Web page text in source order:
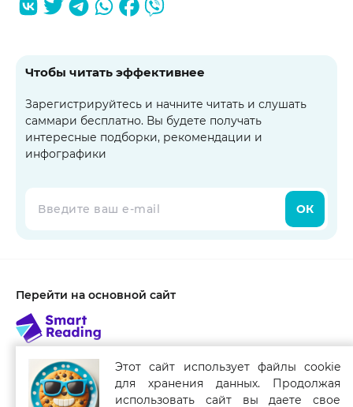
Чтобы читать эффективнее
Зарегистрируйтесь и начните читать и слушать
саммари бесплатно. Вы будете получать
интересные подборки, рекомендации и
инфографики
ОК
Перейти на основной сайт
Связаться с нами
Этот сайт использует файлы cookie
для хранения данных. Продолжая
использовать сайт вы даете свое